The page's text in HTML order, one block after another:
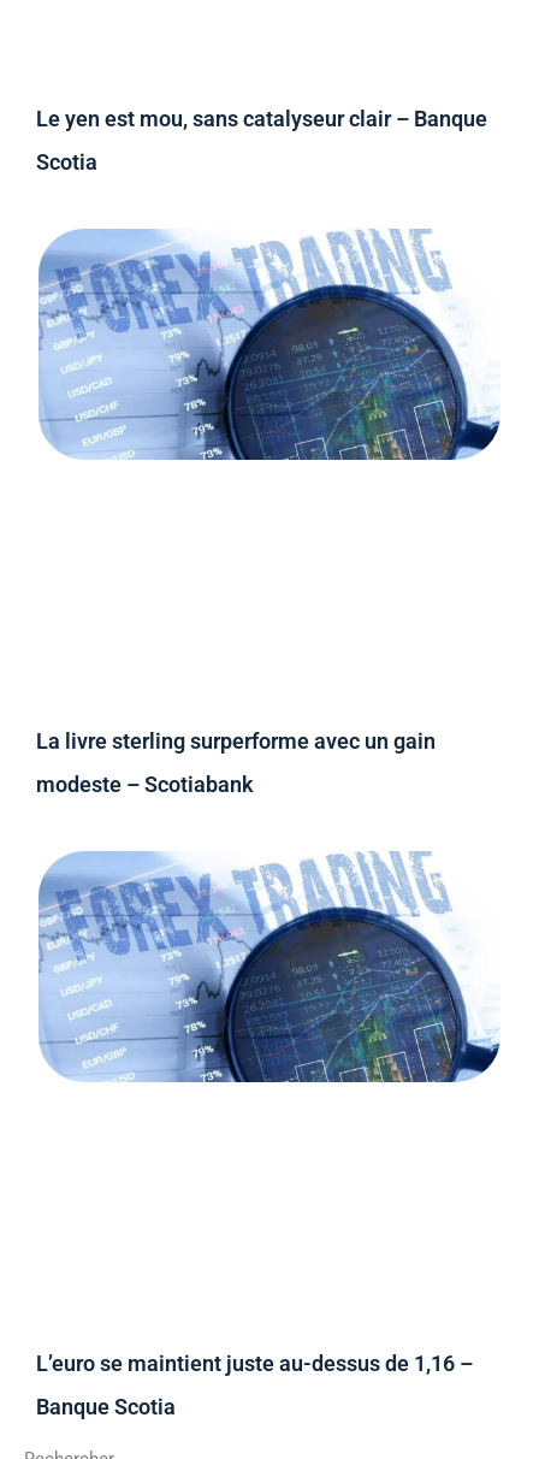
Le yen est mou, sans catalyseur clair – Banque
Scotia
La livre sterling surperforme avec un gain
modeste – Scotiabank
L’euro se maintient juste au-dessus de 1,16 –
Banque Scotia